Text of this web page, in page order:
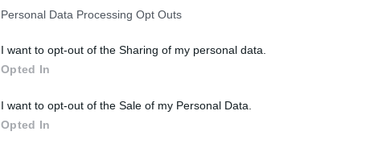
Personal Data Processing Opt Outs
I want to opt-out of the Sharing of my personal data.
Opted In
I want to opt-out of the Sale of my Personal Data.
Opted In